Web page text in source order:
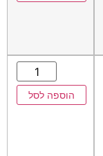
הוספה לסל